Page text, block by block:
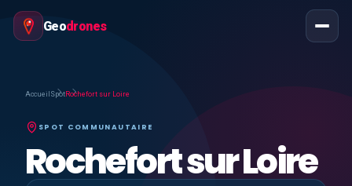
Geodrones
Accueil SpotRochefort sur Loire
SPOT COMMUNAUTAIRE
Rochefort sur Loire